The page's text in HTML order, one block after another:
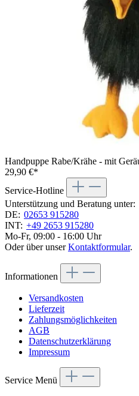
Handpuppe Rabe/Krähe - mit
29,90 €*
Service-Hotline
Unterstützung und Beratung unter:
DE: 02653 915280
INT: +49 2653 915280
Mo-Fr, 09:00 - 16:00 Uhr
Oder über unserKontaktformular.
Informationen
Versandkosten
Lieferzeit
Zahlungsmöglichkeiten
AGB
Datenschutzerklärung
Impressum
Service Menü